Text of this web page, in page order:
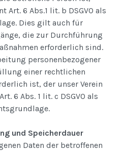
6 Abs.1 lit. b DSGVO als
Dies gilt auch für
die zur Durchführung
erforderlich sind.
personenbezogener
einer rechtlichen
ist, der unser Verein
6 Abs. 1 lit. c DSGVO als
und Speicherdauer
Daten der betroffenen